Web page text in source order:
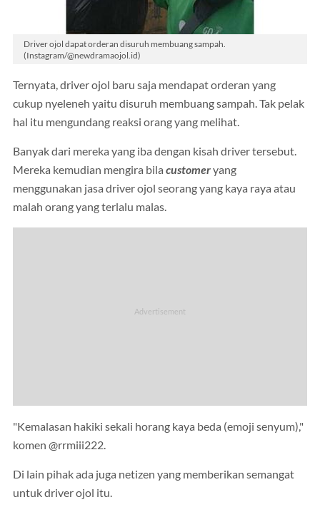
Driver ojol dapat orderan disuruh membuang sampah.
(Instagram/@newdramaojol.id)
Ternyata, driver ojol baru saja mendapat orderan yang
cukup nyeleneh yaitu disuruh membuang sampah. Tak pelak
hal itu mengundang reaksi orang yang melihat.
Banyak dari mereka yang iba dengan kisah driver tersebut.
Mereka kemudian mengira bila customeryang
menggunakan jasa driver ojol seorang yang kaya raya atau
malah orang yang terlalu malas.
"Kemalasan hakiki sekali horang kaya beda (emoji senyum),"
komen @rrmiii222.
Di lain pihak ada juga netizen yang memberikan semangat
untuk driver ojol itu.